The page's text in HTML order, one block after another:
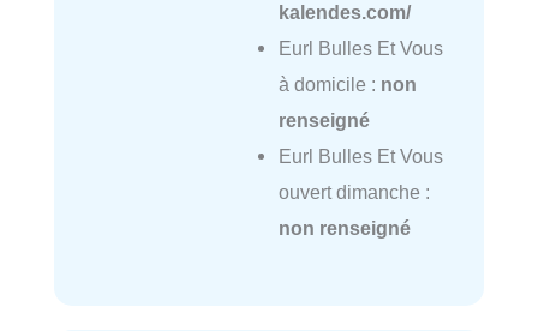
kalendes.com/
Eurl Bulles Et Vous
à domicile : non
renseigné
Eurl Bulles Et Vous
ouvert dimanche :
non renseigné